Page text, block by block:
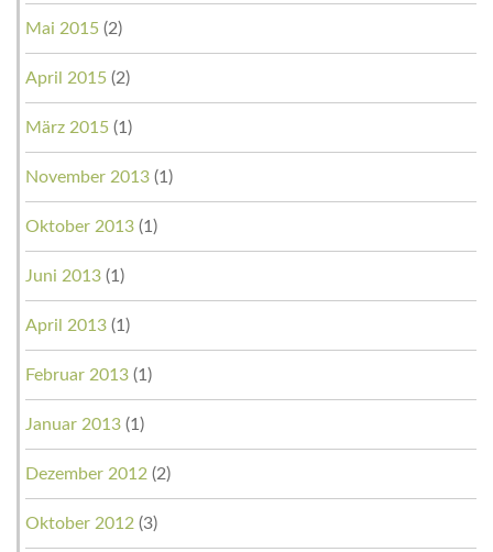
Mai 2015 (2)
April 2015 (2)
März 2015 (1)
November 2013 (1)
Oktober 2013 (1)
Juni 2013 (1)
April 2013 (1)
Februar 2013 (1)
Januar 2013 (1)
Dezember 2012 (2)
Oktober 2012 (3)